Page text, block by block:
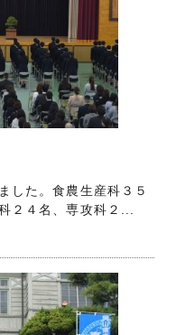
した。食農生産科３５
２４名、専攻科２...